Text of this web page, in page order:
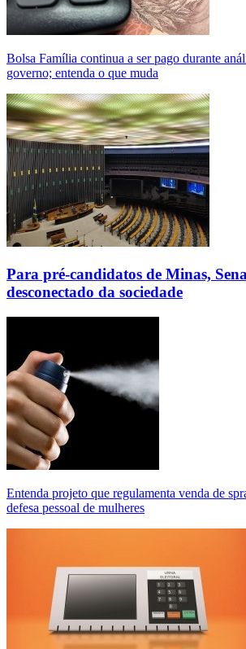
Bolsa Família continua a ser pago durante
governo; entenda o que muda
Para pré-candidatos de Minas,
desconectado da sociedade
Entenda projeto que regulamenta venda de
defesa pessoal de mulheres